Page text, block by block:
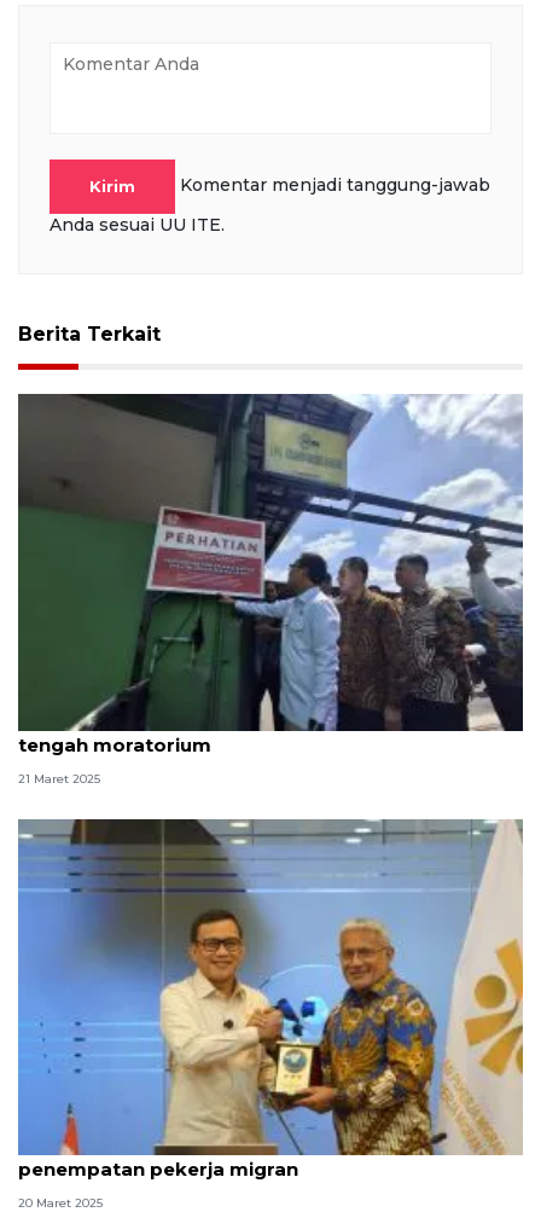
Kirim
Komentar menjadi tanggung-jawab
Anda sesuai UU ITE.
Berita Terkait
Menteri Karding segel P3MI kirim PMI ke Saudi di
tengah moratorium
21 Maret 2025
Menteri P2MI gandeng BNN dalam pengawasan
penempatan pekerja migran
20 Maret 2025